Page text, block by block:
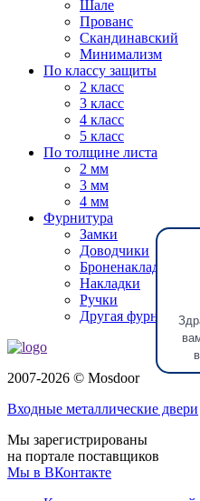
Шале
Прованс
Скандинавский
Минимализм
По классу защиты
2 класс
3 класс
4 класс
5 класс
По толщине листа
2 мм
3 мм
4 мм
Фурнитура
Замки
Доводчики
Броненакладки
Накладки
Ручки
Другая фурнитура
2007-2026 © Mosdoor
Входные металлические двери
Мы зарегистрированы
на портале поставщиков
Мы в ВКонтакте